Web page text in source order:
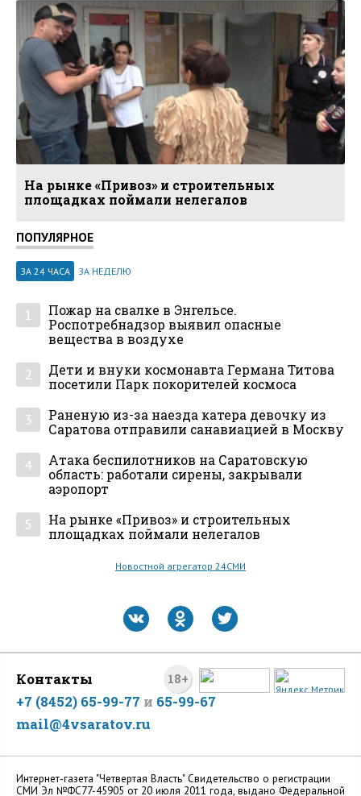
На рынке «Привоз» и строительных
площадках поймали нелегалов
ПОПУЛЯРНОЕ
ЗА 24 ЧАСА ЗА НЕДЕЛЮ
1
Пожар на свалке в Энгельсе.
Роспотребнадзор выявил опасные
вещества в воздухе
2
Дети и внуки космонавта Германа Титова
посетили Парк покорителей космоса
3
Раненую из-за наезда катера девочку из
Саратова отправили санавиацией в Москву
4
Атака беспилотников на Саратовскую
область: работали сирены, закрывали
аэропорт
5
На рынке «Привоз» и строительных
площадках поймали нелегалов
Новостной агрегатор 24СМИ
18+
Контакты
+7 (8452) 65-99-77 и 65-99-67
mail@4vsaratov.ru
Интернет-газета "Четвертая Власть" Cвидетельство о регистрации
СМИ Эл №ФС77-45905 от 20 июля 2011 года, выдано Федеральной